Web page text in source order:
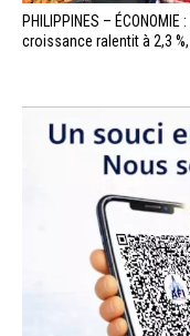
PHILIPPINES – ÉCONOMIE :
croissance ralentit à 2,3 %,